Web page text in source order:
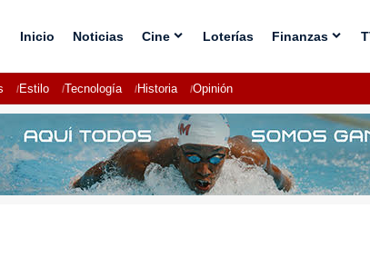
Inicio Noticias Cine Loterías Finanzas
Estilo Tecnología Historia Opinión